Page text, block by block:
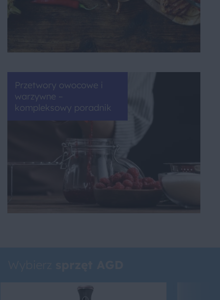
Przetwory owocowe i
warzywne –
kompleksowy poradnik